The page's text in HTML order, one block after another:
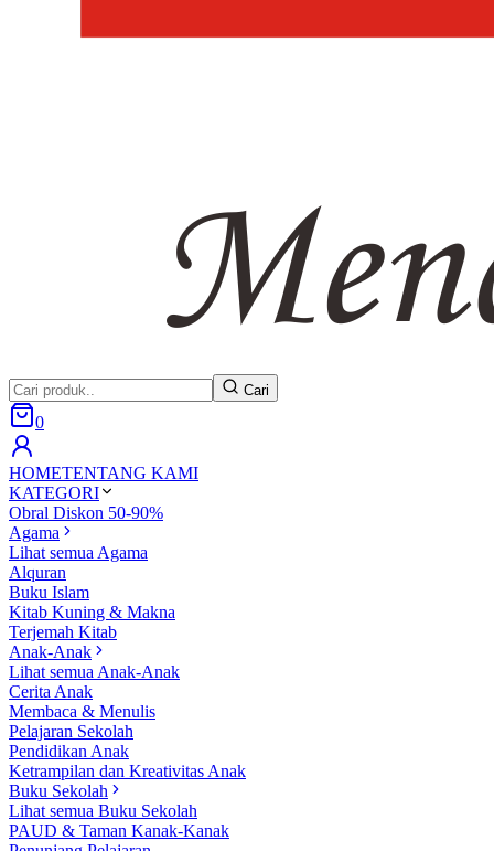
Cari
0
HOMETENTANG KAMI
KATEGORI
Obral Diskon 50-90%
Agama
Lihat semua Agama
Alquran
Buku Islam
Kitab Kuning & Makna
Terjemah Kitab
Anak-Anak
Lihat semua Anak-Anak
Cerita Anak
Membaca & Menulis
Pelajaran Sekolah
Pendidikan Anak
Ketrampilan dan Kreativitas Anak
Buku Sekolah
Lihat semua Buku Sekolah
PAUD & Taman Kanak-Kanak